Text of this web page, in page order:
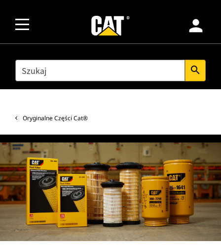
person
SEARCH search
Oryginalne Części Cat®